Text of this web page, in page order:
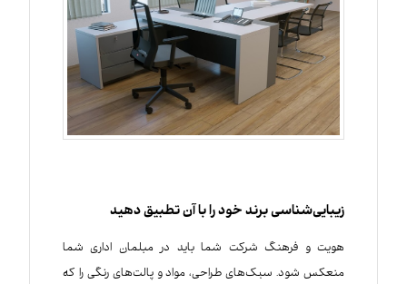
زیبایی‌شناسی برند خود را با آن تطبیق دهید
هویت و فرهنگ شرکت شما باید در مبلمان اداری شما
منعکس شود. سبک‌های طراحی، مواد و پالت‌های رنگی را که